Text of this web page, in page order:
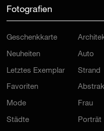
Fotografien
Geschenkkarte
Neuheiten
Letztes Exemplar
Favoriten
Mode
Städte
Auto
Strand
Frau
Porträt